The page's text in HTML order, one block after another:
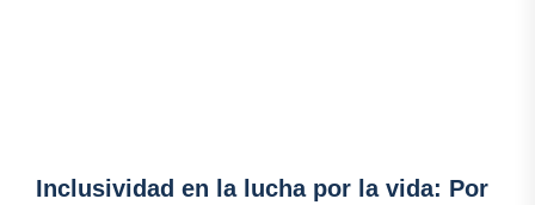
Inclusividad en la lucha por la vida: Por